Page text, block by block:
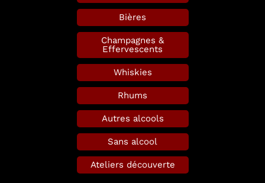
Bières
Champagnes &
Effervescents
Whiskies
Rhums
Autres alcools
Sans alcool
Ateliers découverte